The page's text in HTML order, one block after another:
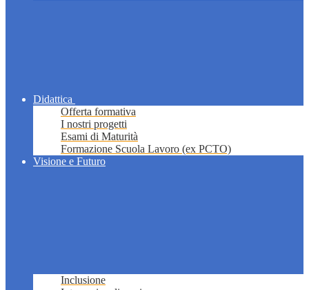
Didattica
Offerta formativa
I nostri progetti
Esami di Maturità
Formazione Scuola Lavoro (ex PCTO)
Visione e Futuro
Inclusione